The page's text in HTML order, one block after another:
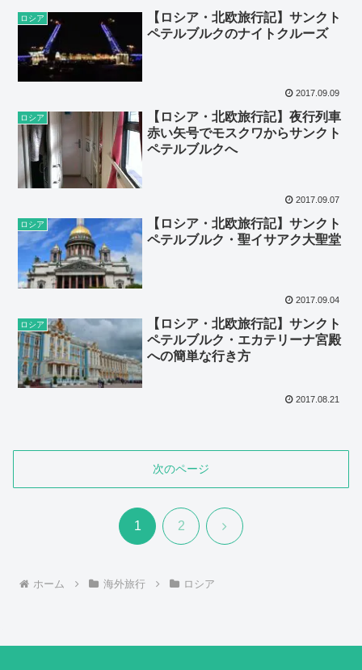
ロシア
【ロシア・北欧旅行記】サンクト
ペテルブルクのナイトクルーズ
2017.09.09
ロシア
【ロシア・北欧旅行記】夜行列車
赤い矢号でモスクワからサンクト
ペテルブルクへ
2017.09.07
ロシア
【ロシア・北欧旅行記】サンクト
ペテルブルク・聖イサアク大聖堂
2017.09.04
ロシア
【ロシア・北欧旅行記】サンクト
ペテルブルク・エカテリーナ宮殿
への簡単な行き方
2017.08.21
次のページ
1 2 次
ホーム 海外旅行 ロシア